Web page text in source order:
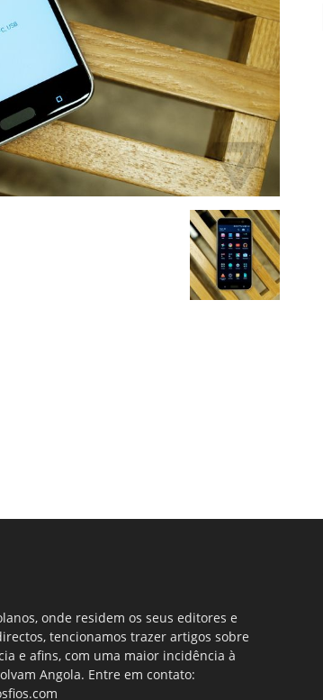
onde residem os seus editores e
tencionamos trazer artigos sobre
e afins, com uma maior incidência à
Angola. Entre em contato: